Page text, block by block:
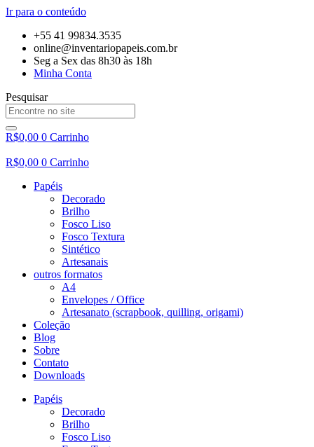
Ir para o conteúdo
+55 41 99834.3535
online@inventariopapeis.com.br
Seg a Sex das 8h30 às 18h
Minha Conta
Pesquisar
R$0,00 0 Carrinho
R$0,00 0 Carrinho
Papéis
Decorado
Brilho
Fosco Liso
Fosco Textura
Sintético
Artesanais
outros formatos
A4
Envelopes / Office
Artesanato (scrapbook, quilling, origami)
Coleção
Blog
Sobre
Contato
Downloads
Papéis
Decorado
Brilho
Fosco Liso